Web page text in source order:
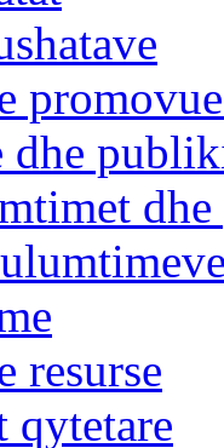
dhe
resurse
qytetare